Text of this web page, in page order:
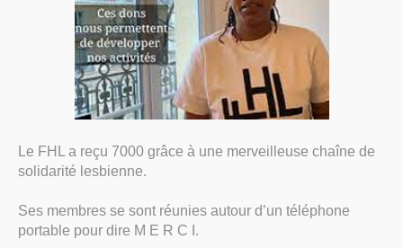
Le FHL a reçu 7000 grâce à une merveilleuse chaîne de
solidarité lesbienne.
Ses membres se sont réunies autour d’un téléphone
portable pour dire M E R C I.